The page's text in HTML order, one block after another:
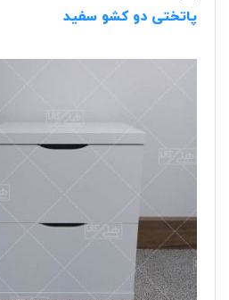
پاتختی دو کشو سفید